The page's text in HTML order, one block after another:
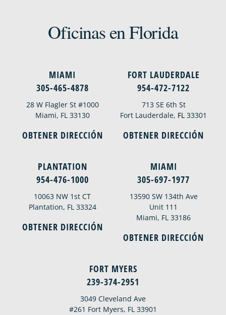
Oficinas en Florida
MIAMI
305-465-4878
28 W Flagler St #1000
Miami, FL 33130
OBTENER DIRECCIÓN
FORT LAUDERDALE
954-472-7122
713 SE 6th St
Fort Lauderdale, FL 33301
OBTENER DIRECCIÓN
PLANTATION
954-476-1000
10063 NW 1st CT
Plantation, FL 33324
OBTENER DIRECCIÓN
MIAMI
305-697-1977
13590 SW 134th Ave
Unit 111
Miami, FL 33186
OBTENER DIRECCIÓN
FORT MYERS
239-374-2951
3049 Cleveland Ave
#261 Fort Myers, FL 33901